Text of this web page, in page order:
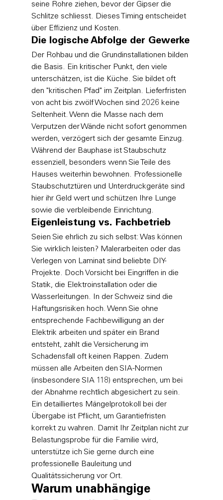
seine Rohre ziehen, bevor der Gipser die
Schlitze schliesst. Dieses Timing entscheidet
über Effizienz und Kosten.
Die logische Abfolge der Gewerke
Der Rohbau und die Grundinstallationen bilden
die Basis. Ein kritischer Punkt, den viele
unterschätzen, ist die Küche. Sie bildet oft
den "kritischen Pfad" im Zeitplan. Lieferfristen
von acht bis zwölf Wochen sind 2026 keine
Seltenheit. Wenn die Masse nach dem
Verputzen der Wände nicht sofort genommen
werden, verzögert sich der gesamte Einzug.
Während der Bauphase ist Staubschutz
essenziell, besonders wenn Sie Teile des
Hauses weiterhin bewohnen. Professionelle
Staubschutztüren und Unterdruckgeräte sind
hier ihr Geld wert und schützen Ihre Lunge
sowie die verbleibende Einrichtung.
Eigenleistung vs. Fachbetrieb
Seien Sie ehrlich zu sich selbst: Was können
Sie wirklich leisten? Malerarbeiten oder das
Verlegen von Laminat sind beliebte DIY-
Projekte. Doch Vorsicht bei Eingriffen in die
Statik, die Elektroinstallation oder die
Wasserleitungen. In der Schweiz sind die
Haftungsrisiken hoch. Wenn Sie ohne
entsprechende Fachbewilligung an der
Elektrik arbeiten und später ein Brand
entsteht, zahlt die Versicherung im
Schadensfall oft keinen Rappen. Zudem
müssen alle Arbeiten den SIA-Normen
(insbesondere SIA 118) entsprechen, um bei
der Abnahme rechtlich abgesichert zu sein.
Ein detailliertes Mängelprotokoll bei der
Übergabe ist Pflicht, um Garantiefristen
korrekt zu wahren. Damit Ihr Zeitplan nicht zur
Belastungsprobe für die Familie wird,
unterstütze ich Sie gerne durch eine
professionelle Bauleitung und
Qualitätssicherung vor Ort.
Warum unabhängige